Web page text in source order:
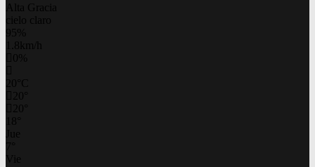
Alta Gracia
cielo claro
95%
1.8km/h
0%
20 C
20
20
18
Jue
7
Vie